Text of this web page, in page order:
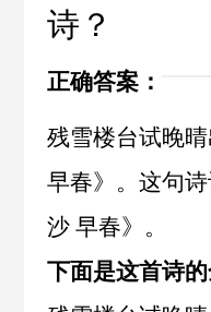
诗？
正确答案：
残雪楼台试晚
早春》。这句
沙 早春》。
下面是这首诗的